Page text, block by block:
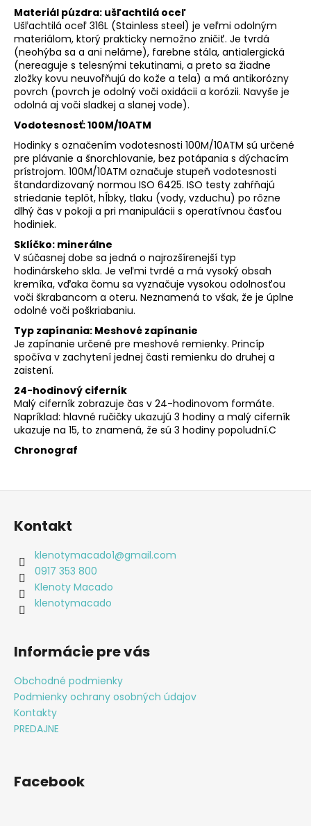
Materiál púzdra: ušľachtilá oceľ
Ušľachtilá oceľ 316L (Stainless steel) je veľmi odolným
materiálom, ktorý prakticky nemožno zničiť. Je tvrdá
(neohýba sa a ani neláme), farebne stála, antialergická
(nereaguje s telesnými tekutinami, a preto sa žiadne
zložky kovu neuvoľňujú do kože a tela) a má antikorózny
povrch (povrch je odolný voči oxidácii a korózii. Navyše je
odolná aj voči sladkej a slanej vode).
Vodotesnosť: 100M/10ATM
Hodinky s označením vodotesnosti 100M/10ATM sú určené
pre plávanie a šnorchlovanie, bez potápania s dýchacím
prístrojom. 100M/10ATM označuje stupeň vodotesnosti
štandardizovaný normou ISO 6425. ISO testy zahŕňajú
striedanie teplôt, hĺbky, tlaku (vody, vzduchu) po rôzne
dlhý čas v pokoji a pri manipulácii s operatívnou časťou
hodiniek.
Sklíčko: minerálne
V súčasnej dobe sa jedná o najrozšírenejší typ
hodinárskeho skla. Je veľmi tvrdé a má vysoký obsah
kremíka, vďaka čomu sa vyznačuje vysokou odolnosťou
voči škrabancom a oteru. Neznamená to však, že je úplne
odolné voči poškriabaniu.
Typ zapínania: Meshové zapínanie
Je zapínanie určené pre meshové remienky. Princíp
spočíva v zachytení jednej časti remienku do druhej a
zaistení.
24-hodinový ciferník
Malý ciferník zobrazuje čas v 24-hodinovom formáte.
Napríklad: hlavné ručičky ukazujú 3 hodiny a malý ciferník
ukazuje na 15, to znamená, že sú 3 hodiny popoludní.C
Chronograf
Z
Kontakt
klenotymacado1@gmail.com
0917 353 800
Klenoty Macado
klenotymacado
Informácie pre vás
Obchodné podmienky
Podmienky ochrany osobných údajov
Kontakty
PREDAJNE
Facebook